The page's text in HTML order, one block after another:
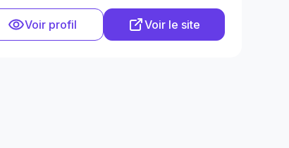
Voir profil Voir le site